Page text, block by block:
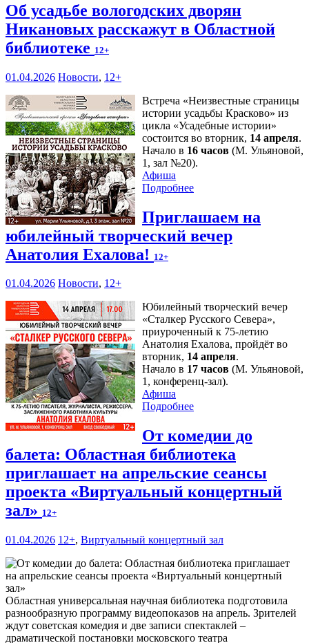
Об усадьбе вологодских дворян
Никановых расскажут в Областной
библиотеке 12+
01.04.2026 Новости, 12+
Встреча «Неизвестные страницы
истории усадьбы Красково» из
цикла «Усадебные истории»
состоится во вторник, 14 апреля.
Начало в 16 часов (М. Ульяновой,
1, зал №20).
Афиша
Подробнее
Приглашаем на
юбилейный творческий вечер
Анатолия Ехалова! 12+
01.04.2026 Новости, 12+
Юбилейный творческий вечер
«Сталкер Русского Севера»,
приуроченный к 75-летию
Анатолия Ехалова, пройдёт во
вторник, 14 апреля.
Начало в 17 часов (М. Ульяновой,
1, конференц-зал).
Афиша
Подробнее
От комедии до
балета: Областная библиотека
приглашает на апрельские сеансы
проекта «Виртуальный концертный
зал» 12+
01.04.2026 12+, Виртуальный концертный зал
Областная универсальная научная библиотека подготовила
разнообразную программу видеопоказов на апрель. Зрителей
ждут советская комедия и две записи спектаклей –
драматической постановки московского театра